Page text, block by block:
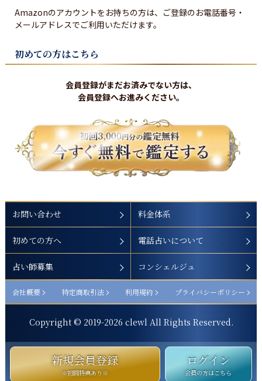
Amazonのアカウントをお持ちの方は、ご登録のお電話番号・
メールアドレスでご利用いただけます。
初めての方はこちら
会員登録がまだお済みでない方は、
会員登録へお進みください。
お問い合わせ 料金体系
初めての方へ 電話占いについて
占い師募集 コンシェルジュ
会社概要 特定商取引法 利用規約 プライバシーポリシー
Copyright © 2019-2026 clewl All Rights Reserved.
新規会員登録
※初回特典あり※
ログイン
会員の方はこちら